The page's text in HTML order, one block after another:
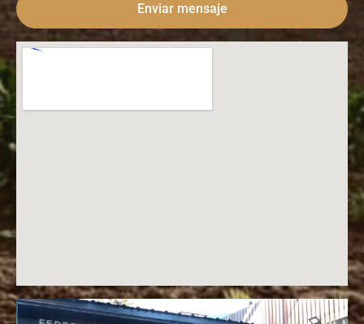
Enviar mensaje